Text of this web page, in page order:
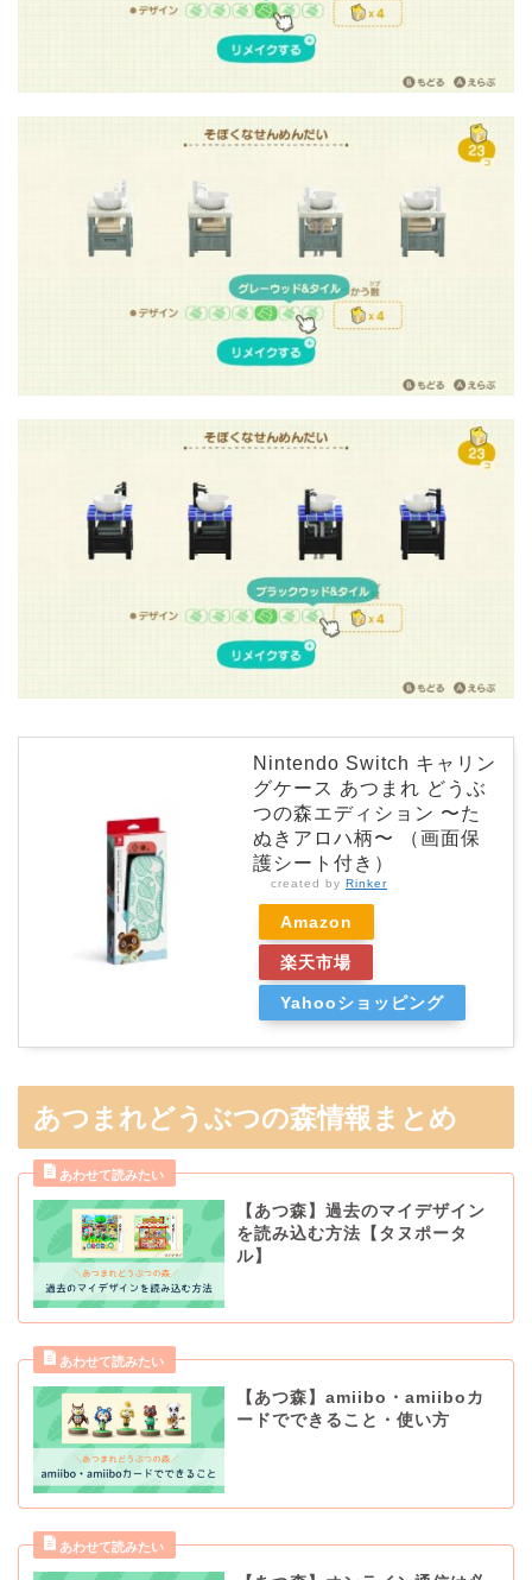
Nintendo Switch キャリン
グケース あつまれ どうぶ
つの森エディション 〜た
ぬきアロハ柄〜 （画面保
護シート付き）
created by Rinker
Amazon
楽天市場
Yahooショッピング
あつまれどうぶつの森情報まとめ
【あつ森】過去のマイデザイン
を読み込む方法【タヌポータ
ル】
【あつ森】amiibo・amiiboカ
ードでできること・使い方